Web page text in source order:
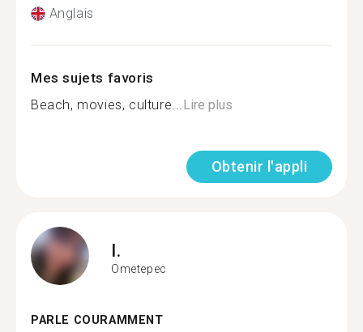
Anglais
Mes sujets favoris
Beach, movies, culture...Lire plus
Obtenir l'appli
I.
Ometepec
PARLE COURAMMENT